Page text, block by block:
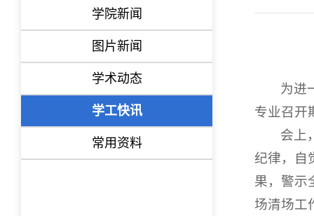
学院新闻
图片新闻
学术动态
学工快讯
常用资料
为进
专业召开
会上
纪律，自
果，警示
场清场工